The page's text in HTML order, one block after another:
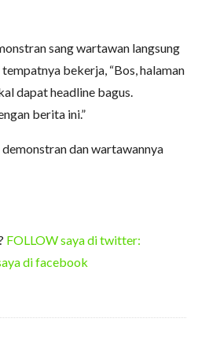
sang wartawan langsung
bekerja, “Bos, halaman
dapat headline bagus.
berita ini.”
dan wartawannya
FOLLOW saya di twitter:
di facebook